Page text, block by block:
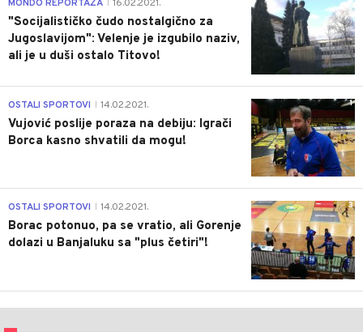
MONDO REPORTAŽA 16.02.2021.
"Socijalističko čudo nostalgično za
Jugoslavijom": Velenje je izgubilo naziv,
ali je u duši ostalo Titovo!
1
OSTALI SPORTOVI 14.02.2021.
Vujović poslije poraza na debiju: Igrači
Borca kasno shvatili da mogu!
3
OSTALI SPORTOVI 14.02.2021.
Borac potonuo, pa se vratio, ali Gorenje
dolazi u Banjaluku sa "plus četiri"!